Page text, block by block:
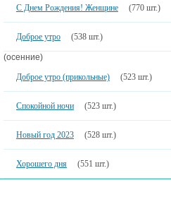
С Днем Рождения! Женщине (770 шт.)
Доброе утро (538 шт.)
(осенние)
Доброе утро (прикольные)
(523 шт.)
Спокойной ночи (523 шт.)
Новый год 2023 (528 шт.)
Хорошего дня (551 шт.)